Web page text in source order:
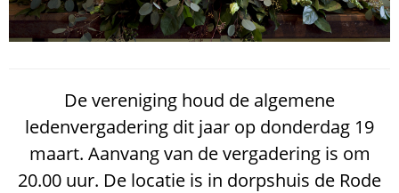
Bijverzekeren
Veel Gestelde Vragen
De vereniging houd de algemene
ledenvergadering dit jaar op donderdag 19
maart. Aanvang van de vergadering is om
20.00 uur. De locatie is in dorpshuis de Rode